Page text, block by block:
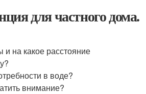
для частного дома.
и на какое расстояние
в воде?
внимание?